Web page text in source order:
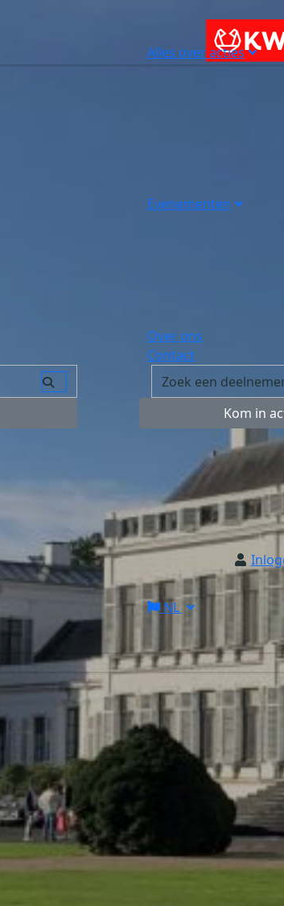
Alles over acties
Evenementen
Over ons
Contact
Kom in
NL